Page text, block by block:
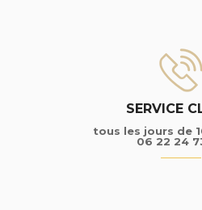
SERVICE
tous les jours de
06 22 24